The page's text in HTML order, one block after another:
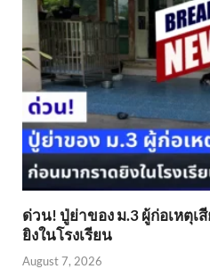
ด่วน! ปู่ย่าของ ม.3 ผู้ก่อเหตุ
ยิงในโรงเรียน
August 7, 2026